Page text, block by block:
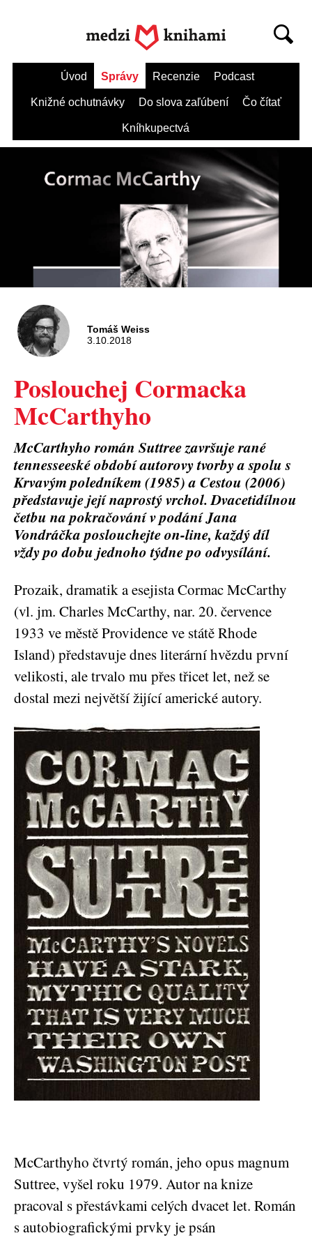
Úvod Správy Recenzie Podcast
Knižné ochutnávky Do slova zaľúbení Čo čítať
Kníhkupectvá
Tomáš Weiss
3.10.2018
Poslouchej Cormacka
McCarthyho
McCarthyho román Suttree završuje rané
tennesseeské období autorovy tvorby a spolu s
Krvavým poledníkem (1985) a Cestou (2006)
představuje její naprostý vrchol. Dvacetidílnou
četbu na pokračování v podání Jana
Vondráčka poslouchejte on-line, každý díl
vždy po dobu jednoho týdne po odvysílání.
Prozaik, dramatik a esejista Cormac McCarthy
(vl. jm. Charles McCarthy, nar. 20. července
1933 ve městě Providence ve státě Rhode
Island) představuje dnes literární hvězdu první
velikosti, ale trvalo mu přes třicet let, než se
dostal mezi největší žijící americké autory.
McCarthyho čtvrtý román, jeho opus magnum
Suttree, vyšel roku 1979. Autor na knize
pracoval s přestávkami celých dvacet let. Román
s autobiografickými prvky je psán